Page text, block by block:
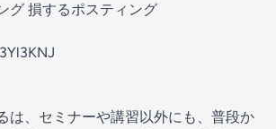
グ 損するポスティング
は、セミナーや講習以外にも、普段か